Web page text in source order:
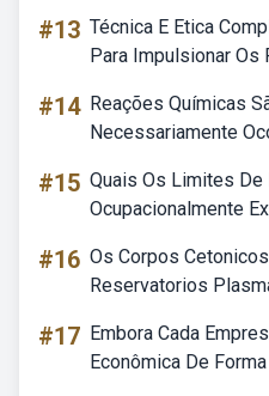
#13 Técnica E Etica
Para Impulsionar Os
#14 Reações Químicas
Necessariamente
#15 Quais Os Limites
Ocupacionalmente
#16 Os Corpos
Reservatorios
#17 Embora Cada
Econômica De